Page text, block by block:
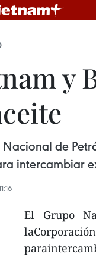
y
Nacional de
intercambiar
El Grupo